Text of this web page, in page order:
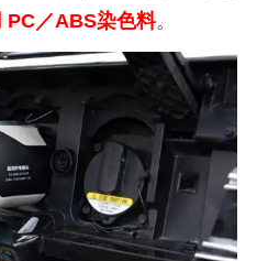
PC／ABS染色料。